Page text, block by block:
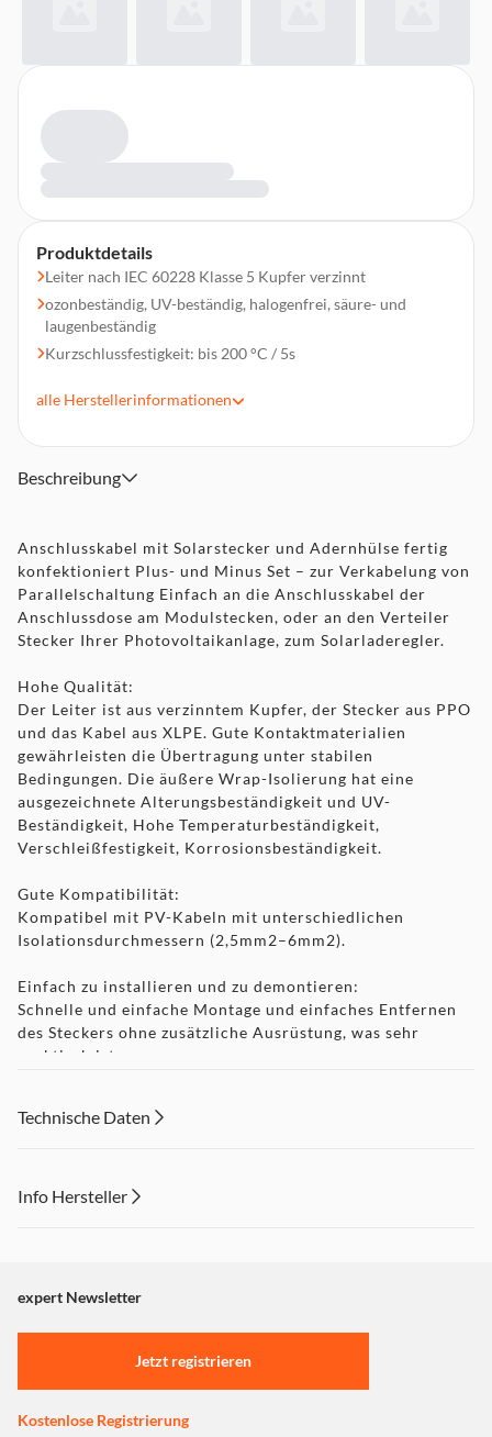
Produktdetails
Leiter nach IEC 60228 Klasse 5 Kupfer verzinnt
ozonbeständig, UV-beständig, halogenfrei, säure- und
laugenbeständig
Kurzschlussfestigkeit: bis 200 °C / 5s
Nennspannung (Uo/U): AC 0,6/1,0 kV / DC 0,9/1,5 kV
Temperaturbereich: -40 °C bis 90 °C
Warenliste: 1 x rot und 1 x schwarz
alle Herstellerinformationen
Beschreibung
Anschlusskabel mit Solarstecker und Adernhülse fertig
konfektioniert Plus- und Minus Set – zur Verkabelung von
Parallelschaltung Einfach an die Anschlusskabel der
Anschlussdose am Modulstecken, oder an den Verteiler
Stecker Ihrer Photovoltaikanlage, zum Solarladeregler.
Hohe Qualität:
Der Leiter ist aus verzinntem Kupfer, der Stecker aus PPO
und das Kabel aus XLPE. Gute Kontaktmaterialien
gewährleisten die Übertragung unter stabilen
Bedingungen. Die äußere Wrap-Isolierung hat eine
ausgezeichnete Alterungsbeständigkeit und UV-
Beständigkeit, Hohe Temperaturbeständigkeit,
Verschleißfestigkeit, Korrosionsbeständigkeit.
Gute Kompatibilität:
Kompatibel mit PV-Kabeln mit unterschiedlichen
Isolationsdurchmessern (2,5mm2–6mm2).
Einfach zu installieren und zu demontieren:
Schnelle und einfache Montage und einfaches Entfernen
des Steckers ohne zusätzliche Ausrüstung, was sehr
praktisch ist.
Wasserdicht und staubdicht, Wasserdichtigkeit IP67 und
Professional:
Eigenschaften:
· Leiter nach IEC 60228 Klasse 5 Kupfer verzinnt
· ozonbeständig, UV-beständig, halogenfrei, säure- und
· Wärmedehnungsprüfung bei 200 °C
Technische Daten
Info Hersteller
"Marketing".
Einstellungen anpassen
expert Newsletter
Jetzt registrieren
Kostenlose Registrierung